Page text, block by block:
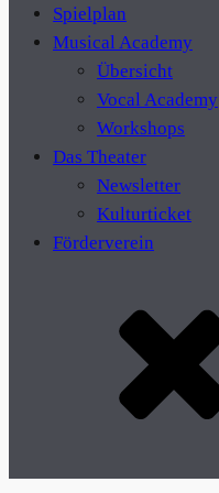
Spielplan
Musical Academy
Übersicht
Vocal Academy
Workshops
Das Theater
Newsletter
Kulturticket
Förderverein